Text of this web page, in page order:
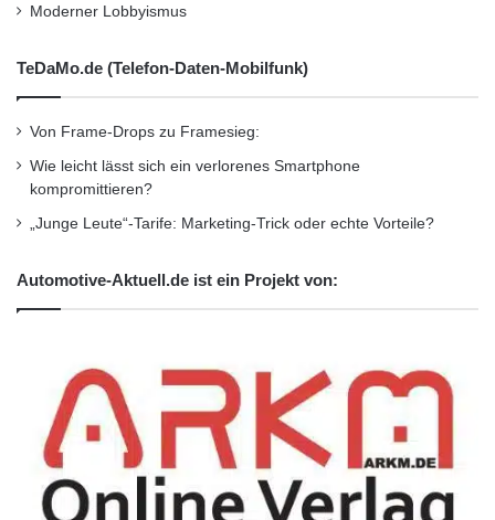
10.000sten Renault Trucks T
Euro-6-Norm Olivier de Saint-Meleuc
Moderner Lobbyismus
TeDaMo.de (Telefon-Daten-Mobilfunk)
Von Frame-Drops zu Framesieg:
Wie leicht lässt sich ein verlorenes Smartphone
kompromittieren?
„Junge Leute“-Tarife: Marketing-Trick oder echte Vorteile?
Automotive-Aktuell.de ist ein Projekt von: